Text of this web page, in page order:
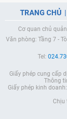
TRANG CHỦ
Cơ quan chủ
Văn phòng: Tầng 7 -
Tel:
Giấy phép cung cấp
Thông
Giấy phép kinh
Chịu